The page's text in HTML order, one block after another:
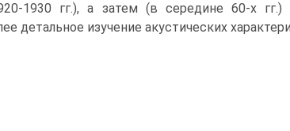
1930 гг.), а затем (в середине 60-х
детальное изучение акустических